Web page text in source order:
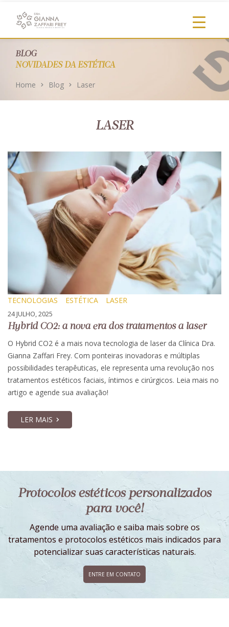
BLOG
NOVIDADES DA ESTÉTICA
Home Blog Laser
LASER
TECNOLOGIAS ESTÉTICA LASER
24 JULHO, 2025
Hybrid CO2: a nova era dos tratamentos a laser
O Hybrid CO2 é a mais nova tecnologia de laser da Clínica Dra.
Gianna Zaffari Frey. Com ponteiras inovadoras e múltiplas
possibilidades terapêuticas, ele representa uma revolução nos
tratamentos estéticos faciais, íntimos e cirúrgicos. Leia mais no
artigo e agende sua avaliação!
LER MAIS
Protocolos estéticos personalizados
para você!
Agende uma avaliação e saiba mais sobre os
tratamentos e protocolos estéticos mais indicados para
potencializar suas características naturais.
ENTRE EM CONTATO